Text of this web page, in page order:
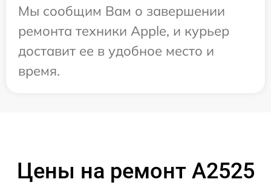
Мы сообщим Вам о завершении
ремонта техники Apple, и курьер
доставит ее в удобное место и
время.
Цены на ремонт А2525